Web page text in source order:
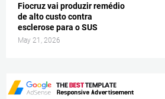
Fiocruz vai produzir remédio
de alto custo contra
esclerose para o SUS
May 21, 2026